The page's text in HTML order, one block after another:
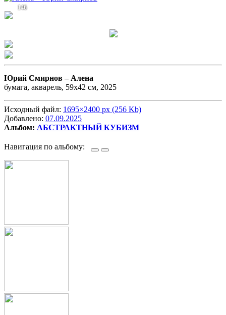
146
Юрий Смирнов – Алена
бумага, акварель, 59x42 см, 2025
Исходный файл: 1695×2400 px (256 Kb)
Добавлено: 07.09.2025
Альбом: АБСТРАКТНЫЙ КУБИЗМ
Навигация по альбому: